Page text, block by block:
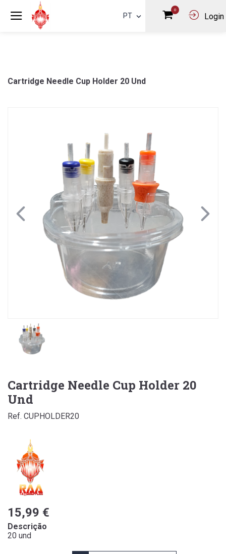
PT
0
Login
Cartridge Needle Cup Holder 20 Und
Cartridge Needle Cup Holder 20
Und
Ref. CUPHOLDER20
15,99 €
Descrição
20 und